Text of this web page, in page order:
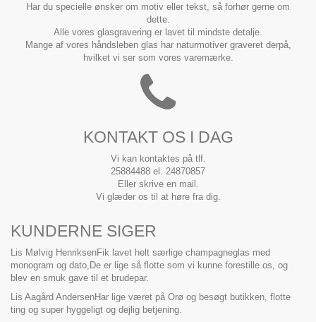
Har du specielle ønsker om motiv eller tekst, så forhør gerne om
dette.
Alle vores glasgravering er lavet til mindste detalje.
Mange af vores håndsleben glas har naturmotiver graveret derpå,
hvilket vi ser som vores varemærke.
KONTAKT OS I DAG
Vi kan kontaktes på tlf.
25884488 el. 24870857
Eller skrive en mail.
Vi glæder os til at høre fra dig.
KUNDERNE SIGER
Lis Mølvig HenriksenFik lavet helt særlige champagneglas med
monogram og dato,De er lige så flotte som vi kunne forestille os, og
blev en smuk gave til et brudepar.
Lis Aagård AndersenHar lige været på Orø og besøgt butikken, flotte
ting og super hyggeligt og dejlig betjening.